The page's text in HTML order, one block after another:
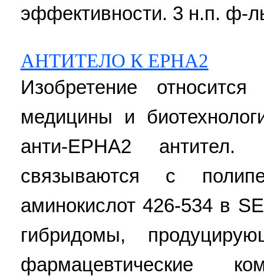
эффективности. 3 н.п. ф-
АНТИТЕЛО К EPHA2
Изобретение
медицины и
анти-EPHA2 антител.
связываются с
аминокислот 426-534 в
гибридомы,
фармацевтические